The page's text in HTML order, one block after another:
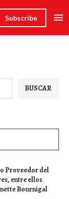
Subscribe
BUSCAR
Proveedor del
entre ellos
Bournigal